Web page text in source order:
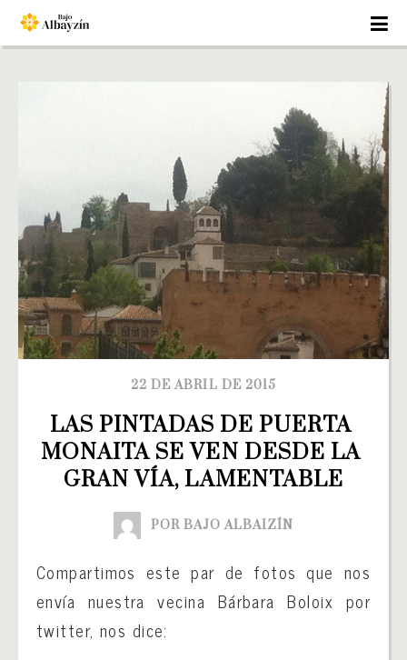
22 DE ABRIL DE 2015
LAS PINTADAS DE PUERTA
MONAITA SE VEN DESDE LA
GRAN VÍA, LAMENTABLE
POR BAJO ALBAIZÍN
Compartimos este par de fotos que nos
envía nuestra vecina Bárbara Boloix por
twitter, nos dice: